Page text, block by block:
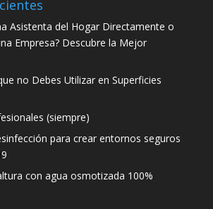
Asistenta del Hogar Directamente o
Empresa? Descubre la Mejor
no Debes Utilizar en Superficies
(siempre)
para crear entornos seguros
con agua osmotizada 100%